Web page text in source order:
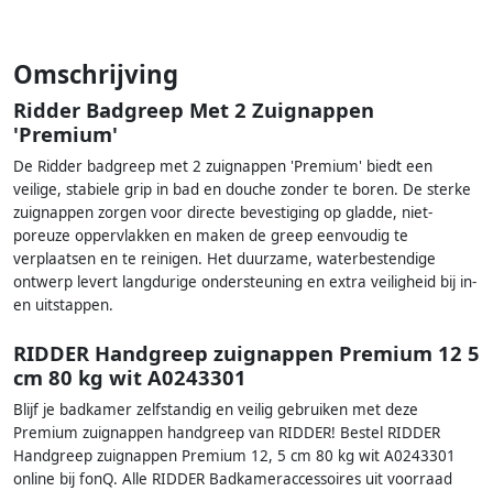
Omschrijving
Ridder Badgreep Met 2 Zuignappen
'Premium'
De Ridder badgreep met 2 zuignappen 'Premium' biedt een
veilige, stabiele grip in bad en douche zonder te boren. De sterke
zuignappen zorgen voor directe bevestiging op gladde, niet-
poreuze oppervlakken en maken de greep eenvoudig te
verplaatsen en te reinigen. Het duurzame, waterbestendige
ontwerp levert langdurige ondersteuning en extra veiligheid bij in-
en uitstappen.
RIDDER Handgreep zuignappen Premium 12 5
cm 80 kg wit A0243301
Blijf je badkamer zelfstandig en veilig gebruiken met deze
Premium zuignappen handgreep van RIDDER! Bestel RIDDER
Handgreep zuignappen Premium 12, 5 cm 80 kg wit A0243301
online bij fonQ. Alle RIDDER Badkameraccessoires uit voorraad